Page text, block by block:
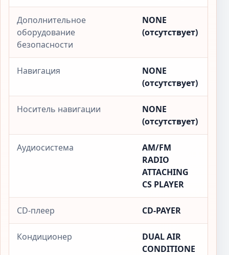
Дополнительное
оборудование
безопасности
NONE
(отсутствует)
Навигация
NONE
(отсутствует)
Носитель навигации
NONE
(отсутствует)
Аудиосистема
AM/FM
RADIO
ATTACHING
CS PLAYER
CD-плеер CD-PAYER
Кондиционер
DUAL AIR
CONDITIONE